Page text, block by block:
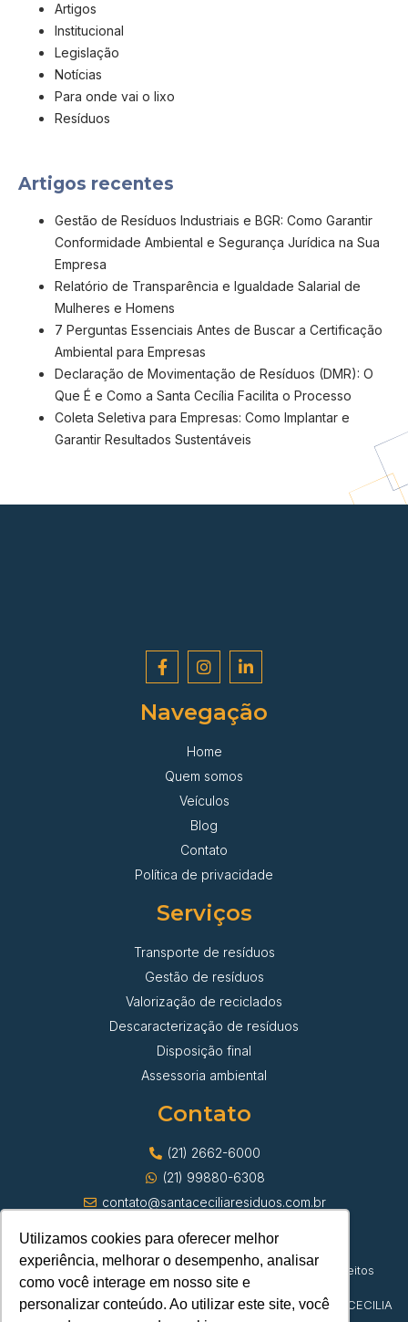
Utilizamos cookies para oferecer melhor
experiência, melhorar o desempenho, analisar
como você interage em nosso site e
personalizar conteúdo. Ao utilizar este site, você
Artigos
Institucional
Legislação
Notícias
Para onde vai o lixo
Resíduos
Artigos recentes
Gestão de Resíduos Industriais e BGR: Como Garantir
Conformidade Ambiental e Segurança Jurídica na Sua
Empresa
Relatório de Transparência e Igualdade Salarial de
Mulheres e Homens
7 Perguntas Essenciais Antes de Buscar a Certificação
Ambiental para Empresas
Declaração de Movimentação de Resíduos (DMR): O
Que É e Como a Santa Cecília Facilita o Processo
Coleta Seletiva para Empresas: Como Implantar e
Garantir Resultados Sustentáveis
Navegação
Home
Quem somos
Veículos
Blog
Contato
Política de privacidade
Serviços
Transporte de resíduos
Gestão de resíduos
Valorização de reciclados
Descaracterização de resíduos
Disposição final
Assessoria ambiental
Contato
(21) 2662-6000
(21) 99880-6308
contato@santaceciliaresiduos.com.br
© Santa Cecília Transporte de Resíduos | Todos os direitos
reservados
CNPJ 42.382.879/0001-23 | DEPOSITO DE PAPEL SANTA CECILIA